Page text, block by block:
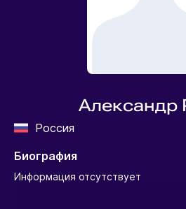
Александр
Россия
Биография
Информация отсутствует